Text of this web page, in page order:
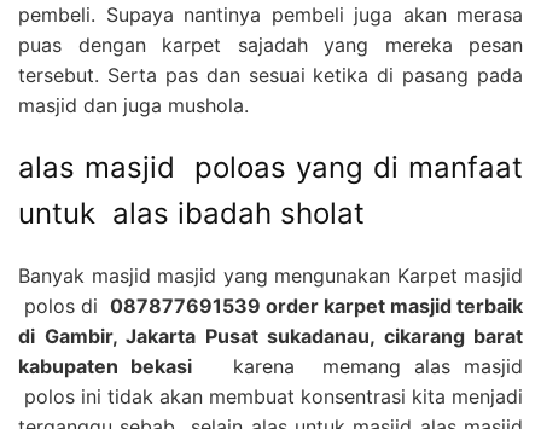
pembeli. Supaya nantinya pembeli juga akan merasa
puas dengan karpet sajadah yang mereka pesan
tersebut. Serta pas dan sesuai ketika di pasang pada
masjid dan juga mushola.
alas masjid poloas yang di manfaat
untuk alas ibadah sholat
Banyak masjid masjid yang mengunakan Karpet masjid
polos di 087877691539 order karpet masjid terbaik
di Gambir, Jakarta Pusat sukadanau, cikarang barat
kabupaten bekasi karena memang alas masjid
polos ini tidak akan membuat konsentrasi kita menjadi